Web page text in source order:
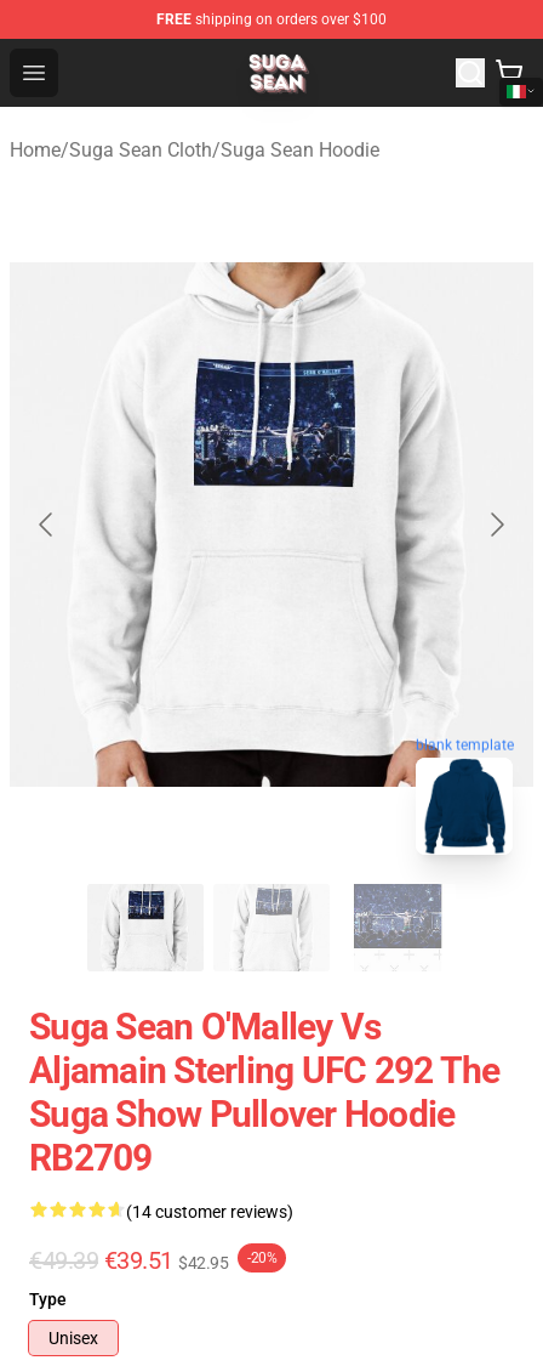
FREE shipping on orders over $100
Open menu
Suga Sean Shop - Official Suga Sean Merchandise Store
Home/Suga Sean Cloth/Suga Sean Hoodie
blank template
Suga Sean O'Malley Vs
Aljamain Sterling UFC 292 The
Suga Show Pullover Hoodie
RB2709
(14 customer reviews)
€49.39 €39.51 $42.95 -20%
Type
Unisex